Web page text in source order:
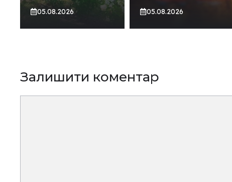
05.08.2026 05.08.2026
Залишити коментар